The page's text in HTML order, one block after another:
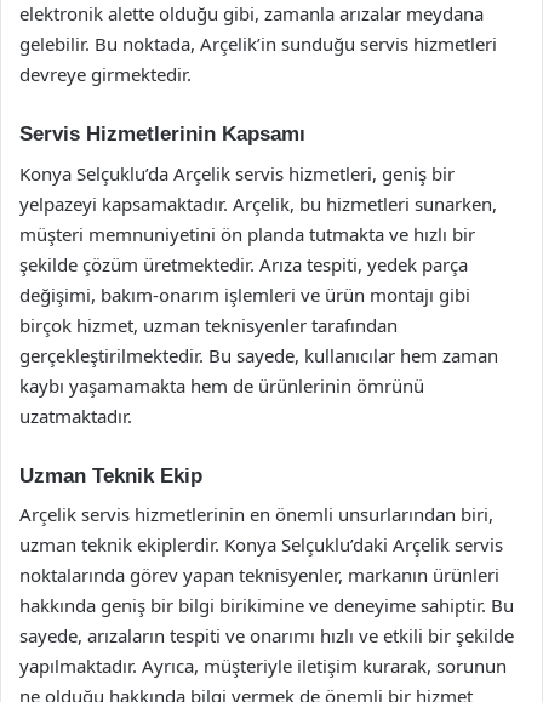
elektronik alette olduğu gibi, zamanla arızalar meydana
gelebilir. Bu noktada, Arçelik’in sunduğu servis hizmetleri
devreye girmektedir.
Servis Hizmetlerinin Kapsamı
Konya Selçuklu’da Arçelik servis hizmetleri, geniş bir
yelpazeyi kapsamaktadır. Arçelik, bu hizmetleri sunarken,
müşteri memnuniyetini ön planda tutmakta ve hızlı bir
şekilde çözüm üretmektedir. Arıza tespiti, yedek parça
değişimi, bakım-onarım işlemleri ve ürün montajı gibi
birçok hizmet, uzman teknisyenler tarafından
gerçekleştirilmektedir. Bu sayede, kullanıcılar hem zaman
kaybı yaşamamakta hem de ürünlerinin ömrünü
uzatmaktadır.
Uzman Teknik Ekip
Arçelik servis hizmetlerinin en önemli unsurlarından biri,
uzman teknik ekiplerdir. Konya Selçuklu’daki Arçelik servis
noktalarında görev yapan teknisyenler, markanın ürünleri
hakkında geniş bir bilgi birikimine ve deneyime sahiptir. Bu
sayede, arızaların tespiti ve onarımı hızlı ve etkili bir şekilde
yapılmaktadır. Ayrıca, müşteriyle iletişim kurarak, sorunun
ne olduğu hakkında bilgi vermek de önemli bir hizmet